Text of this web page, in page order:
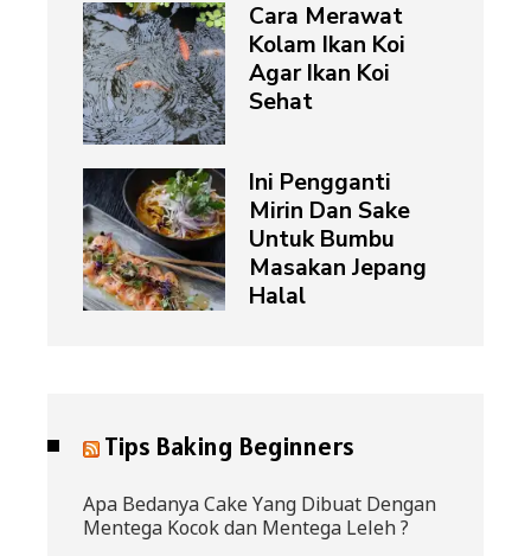
Cara Merawat
Kolam Ikan Koi
Agar Ikan Koi
Sehat
Ini Pengganti
Mirin Dan Sake
Untuk Bumbu
Masakan Jepang
Halal
Tips Baking Beginners
Apa Bedanya Cake Yang Dibuat Dengan
Mentega Kocok dan Mentega Leleh ?